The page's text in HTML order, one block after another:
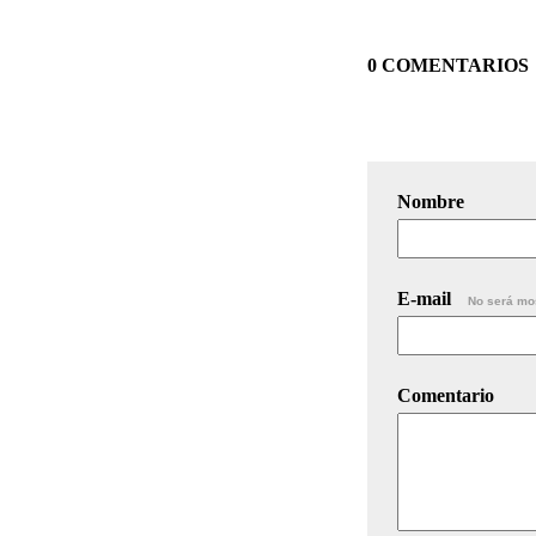
0 COMENTARIOS
Nombre
E-mail No será
Comentario